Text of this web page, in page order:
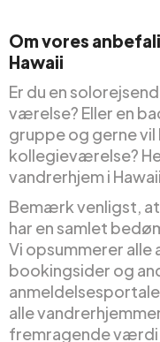
Om vores
Hawaii
Er du en
værelse? Eller en
gruppe og gerne
kollegieværelse?
vandrerhjem i
Bemærk venligst, at
har en samlet
Vi opsummerer
bookingsider og
alle
fremragende værdi